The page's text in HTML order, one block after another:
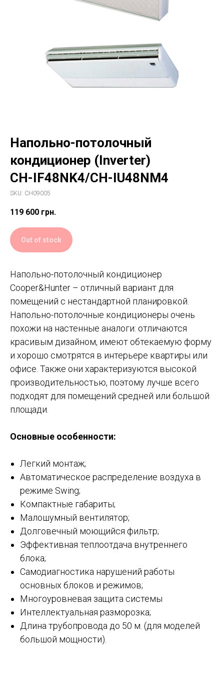
Напольно-потолочный
кондиционер (Inverter)
CH-IF48NK4/CH-IU48NM4
SKU: CH09005
119 600 грн.
Out of stock
Напольно-потолочный кондиционер
Cooper&Hunter – отличный вариант для
помещений с нестандартной планировкой.
Напольно-потолочные кондиционеры очень
похожи на настенные аналоги: отличаются
красивым дизайном, имеют обтекаемую форму
и хорошо смотрятся в интерьере квартиры или
офисе. Также они характеризуются высокой
производительностью, поэтому лучше всего
подходят для помещений средней или большой
площади.
Основные особенности:
Легкий монтаж;
Автоматическое распределение воздуха в
режиме Swing;
Компактные габариты;
Малошумный вентилятор;
Долговечный моющийся фильтр;
Эффективная теплоотдача внутреннего
блока;
Самодиагностика нарушений работы
основных блоков и режимов;
Многоуровневая защита системы
Интеллектуальная разморозка;
Длина трубопровода до 50 м. (для моделей
большой мощности).